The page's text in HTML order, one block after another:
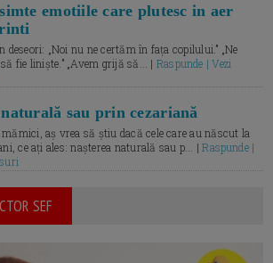
emotiile care plutesc in aer
deseori: „Noi nu ne certăm în fața copilului.” „Ne
fie liniște.” „Avem grijă să... | Raspunde | Vezi
sau prin cezariană
aș vrea să știu dacă cele care au născut la
ce ați ales: nașterea naturală sau p... |Raspunde |
SEF